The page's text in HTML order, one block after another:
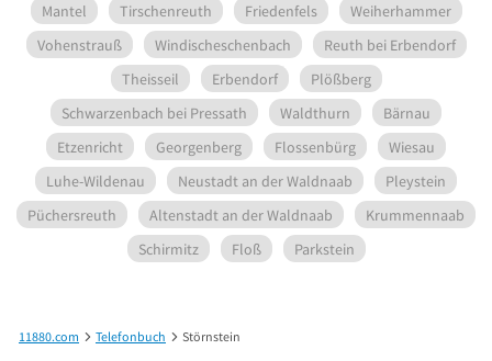
Mantel
Tirschenreuth Friedenfels
Weiherhammer
Vohenstrauß
Windischeschenbach
Reuth bei Erbendorf
Theisseil
Erbendorf
Plößberg
Schwarzenbach bei Pressath
Waldthurn
Bärnau
Etzenricht
Georgenberg Flossenbürg
Wiesau
Luhe-Wildenau
Neustadt an der Waldnaab
Pleystein
Püchersreuth
Altenstadt an der Waldnaab
Krummennaab
Schirmitz
Floß Parkstein
11880.com Telefonbuch Störnstein